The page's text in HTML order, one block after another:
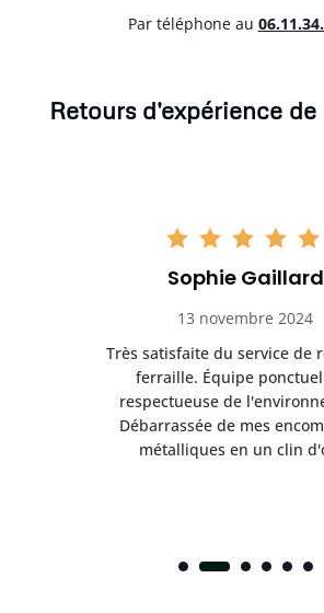
Par téléphone au
Retours d'expérience
Sophie Gaillard
13 novembre 2024
Très satisfaite du service de
ferraille. Équipe
respectueuse de
Débarrassée de mes
métalliques en un clin